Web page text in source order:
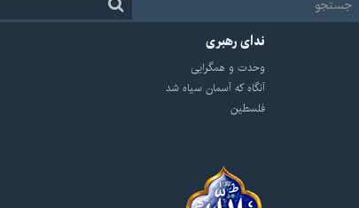
ندای رهبری
وحدت و همگرایی
آنگاه که آسمان سیاه شد
فلسطین